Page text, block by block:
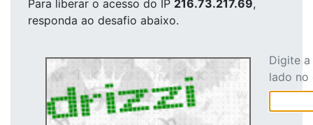
Para liberar o acesso do IP 216.73.217.69,
responda ao desafio abaixo.
Digite
lado no